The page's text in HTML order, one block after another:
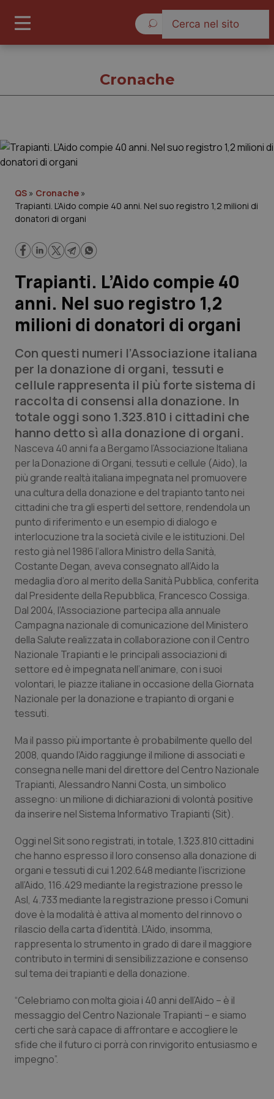
Governo e Parlamento
Regioni e Asl
Lavoro e Professioni
Scienza e Farmaci
Studi e Analisi
Lettere al direttore
Edizioni Regionali
QS Pro
Professionisti Sanitari.AI
Abruzzo
Basilicata
Calabria
Campania
Emilia-Romagna
Friuli Venezia Giulia
Lazio
Liguria
Lombardia
Marche
Molise
Piemonte
Provincia Autonoma di Bolzano
Provincia Autonoma di Trento
Puglia
Sardegna
Sicilia
Toscana
Umbria
QS Pro Gold
Artrite & artrosi
Asma & BPCO
Car-T
Colesterolo & coronaropatie
Dermatite Atopica
Diabete & glucometri
Disturbi dell’umore
Dolore
Donna & Salute
Epatiti
HIV
Infezioni & Febbre
Ipertensione & Scompenso
Malattie rare
Malattia di Crohn & Rettocolite Ulcerosa
Neuroscienze & patologie neurodegenerative
Obesità
Oftalmologia
QS Club Newsletter
Cronache
QS » Cronache »
Trapianti. L’Aido compie 40 anni. Nel suo registro 1,2 milioni di
donatori di organi
Trapianti. L’Aido compie 40
anni. Nel suo registro 1,2
milioni di donatori di organi
Con questi numeri l’Associazione italiana
per la donazione di organi, tessuti e
cellule rappresenta il più forte sistema di
raccolta di consensi alla donazione. In
totale oggi sono 1.323.810 i cittadini che
hanno detto sì alla donazione di organi.
Nasceva 40 anni fa a Bergamo l’Associazione Italiana
per la Donazione di Organi, tessuti e cellule (Aido), la
più grande realtà italiana impegnata nel promuovere
una cultura della donazione e del trapianto tanto nei
cittadini che tra gli esperti del settore, rendendola un
punto di riferimento e un esempio di dialogo e
interlocuzione tra la società civile e le istituzioni. Del
resto già nel 1986 l’allora Ministro della Sanità,
Costante Degan, aveva consegnato all’Aido la
medaglia d’oro al merito della Sanità Pubblica, conferita
dal Presidente della Repubblica, Francesco Cossiga.
Dal 2004, l’Associazione partecipa alla annuale
Campagna nazionale di comunicazione del Ministero
della Salute realizzata in collaborazione con il Centro
Nazionale Trapianti e le principali associazioni di
settore ed è impegnata nell’animare, con i suoi
volontari, le piazze italiane in occasione della Giornata
Nazionale per la donazione e trapianto di organi e
tessuti.
Ma il passo più importante è probabilmente quello del
2008, quando l’Aido raggiunge il milione di associati e
consegna nelle mani del direttore del Centro Nazionale
Trapianti, Alessandro Nanni Costa, un simbolico
assegno: un milione di dichiarazioni di volontà positive
da inserire nel Sistema Informativo Trapianti (Sit).
Oggi nel Sit sono registrati, in totale, 1.323.810 cittadini
che hanno espresso il loro consenso alla donazione di
organi e tessuti di cui 1.202.648 mediante l’iscrizione
all’Aido, 116.429 mediante la registrazione presso le
Asl, 4.733 mediante la registrazione presso i Comuni
dove è la modalità è attiva al momento del rinnovo o
rilascio della carta d’identità. L’Aido, insomma,
rappresenta lo strumento in grado di dare il maggiore
contributo in termini di sensibilizzazione e consenso
sul tema dei trapianti e della donazione.
“Celebriamo con molta gioia i 40 anni dell’Aido – è il
messaggio del Centro Nazionale Trapianti – e siamo
certi che sarà capace di affrontare e accogliere le
sfide che il futuro ci porrà con rinvigorito entusiasmo e
impegno”.